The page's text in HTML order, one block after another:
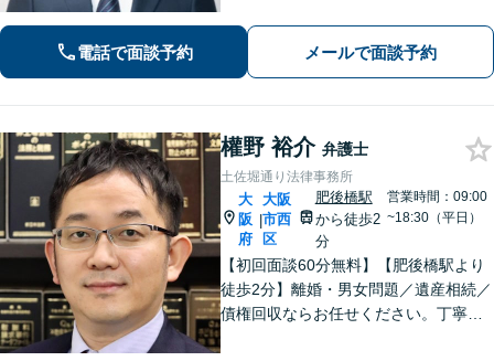
駅徒歩4分】中小企業・個人事業主様の
「法務と経営」を両面支援！完全個室
で安心対応。【初回法律相談30分無
料】
電話で面談予約 メールで面談予約
權野 裕介 弁護士
土佐堀通り法律事務所
大
阪
府
|
大阪
市西
区
肥後橋駅
から徒歩2
分
営業時間：09:00
~18:30（平日）
【初回面談60分無料】【肥後橋駅より
徒歩2分】離婚・男女問題／遺産相続／
債権回収ならお任せください。丁寧な